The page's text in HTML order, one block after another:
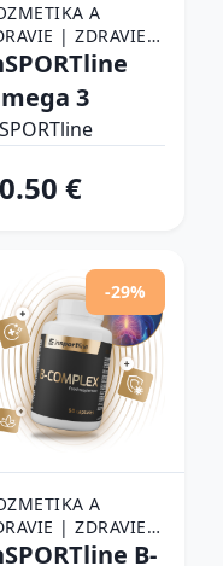
A
| ZDRAVIE |
VITAMÍNY A
|
A
3
€
-29%
A
| ZDRAVIE |
VITAMÍNY AB-